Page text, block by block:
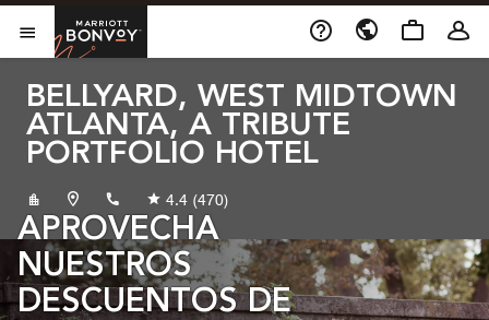
Skip to Content
Abrir el menú
Marriott Bonvoy
BELLYARD, WEST MIDTOWN
ATLANTA, A TRIBUTE
PORTFOLIO HOTEL
+14048068333
4.4 (470)
APROVECHA
NUESTROS
DESCUENTOS DE